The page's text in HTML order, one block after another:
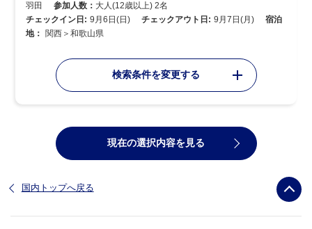
羽田
参加人数： 大人(12歳以上) 2名
チェックイン日: 9月6日(日) チェックアウト日: 9月7日(月)
宿泊
地：
関西＞和歌山県
検索条件を変更する
現在の選択内容を見る
国内トップへ戻る